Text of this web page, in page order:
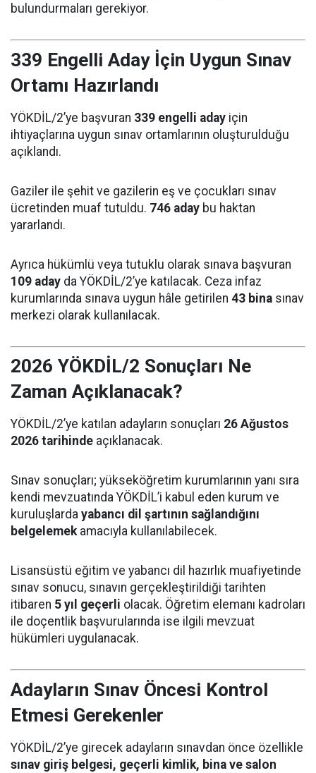
bulundurmaları gerekiyor.
339 Engelli Aday İçin Uygun Sınav
Ortamı Hazırlandı
YÖKDİL/2’ye başvuran 339 engelli aday için
ihtiyaçlarına uygun sınav ortamlarının oluşturulduğu
açıklandı.
Gaziler ile şehit ve gazilerin eş ve çocukları sınav
ücretinden muaf tutuldu. 746 aday bu haktan
yararlandı.
Ayrıca hükümlü veya tutuklu olarak sınava başvuran
109 aday da YÖKDİL/2’ye katılacak. Ceza infaz
kurumlarında sınava uygun hâle getirilen 43 bina sınav
merkezi olarak kullanılacak.
2026 YÖKDİL/2 Sonuçları Ne
Zaman Açıklanacak?
YÖKDİL/2’ye katılan adayların sonuçları 26 Ağustos
2026 tarihinde açıklanacak.
Sınav sonuçları; yükseköğretim kurumlarının yanı sıra
kendi mevzuatında YÖKDİL’i kabul eden kurum ve
kuruluşlarda yabancı dil şartının sağlandığını
belgelemekamacıyla kullanılabilecek.
Lisansüstü eğitim ve yabancı dil hazırlık muafiyetinde
sınav sonucu, sınavın gerçekleştirildiği tarihten
itibaren 5 yıl geçerli olacak. Öğretim elemanı kadroları
ile doçentlik başvurularında ise ilgili mevzuat
hükümleri uygulanacak.
Adayların Sınav Öncesi Kontrol
Etmesi Gerekenler
YÖKDİL/2’ye girecek adayların sınavdan önce özellikle
sınav giriş belgesi, geçerli kimlik, bina ve salon